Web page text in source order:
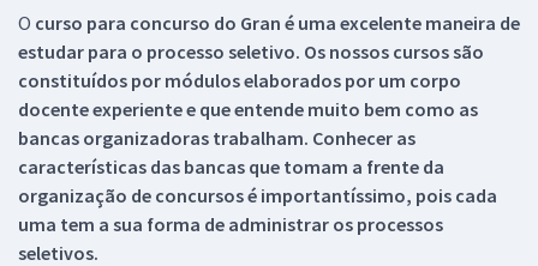
O curso para concurso do Gran é uma excelente maneira de
estudar para o processo seletivo. Os nossos cursos são
constituídos por módulos elaborados por um corpo
docente experiente e que entende muito bem como as
bancas organizadoras trabalham. Conhecer as
características das bancas que tomam a frente da
organização de concursos é importantíssimo, pois cada
uma tem a sua forma de administrar os processos
seletivos.